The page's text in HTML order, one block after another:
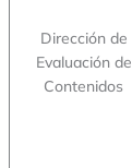
Dirección de
Evaluación de
Contenidos